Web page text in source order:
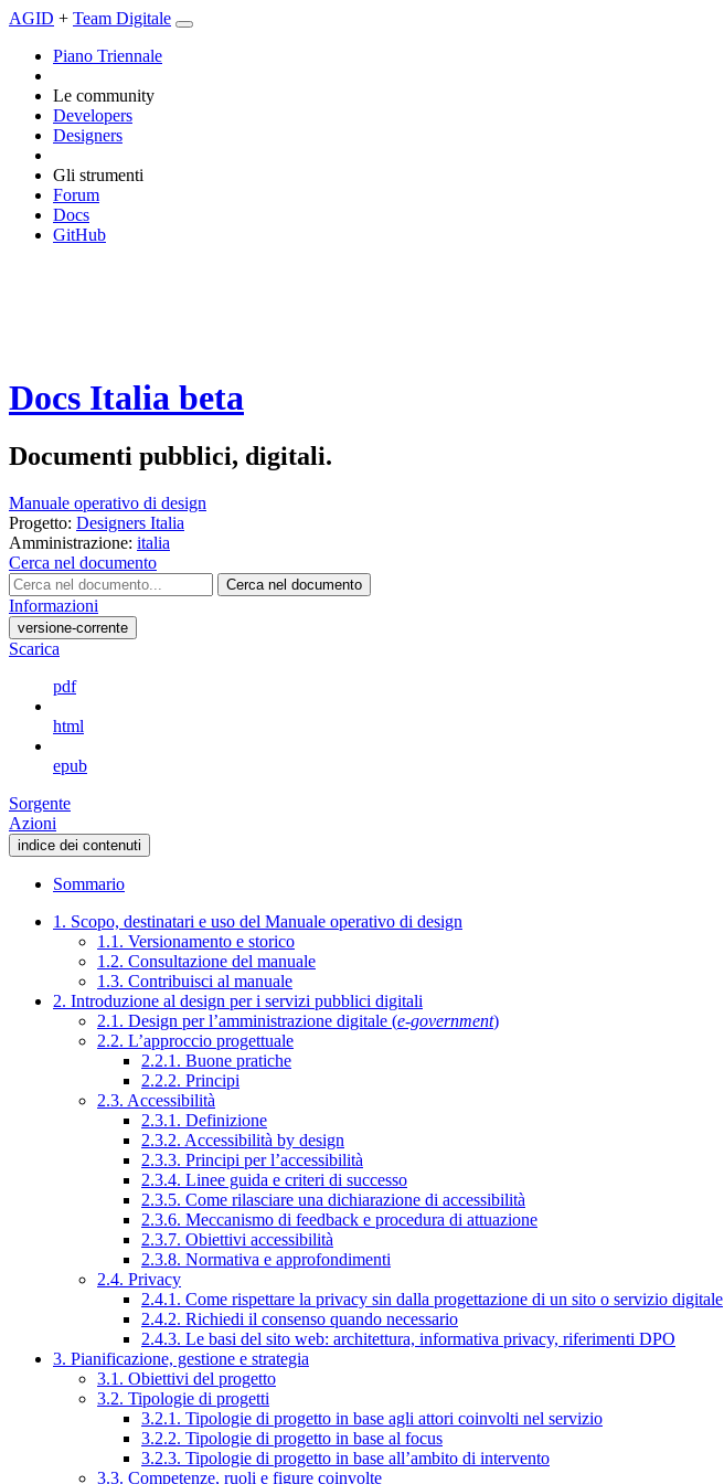
AGID + Team Digitale
Piano Triennale
Le community
Developers
Designers
Gli strumenti
Forum
Docs
GitHub
Docs Italia beta
Documenti pubblici, digitali.
Manuale operativo di design
Progetto: Designers Italia
Amministrazione: italia
Cerca nel documento
Cerca nel documento
Informazioni
versione-corrente
Scarica
pdf
html
epub
Sorgente
Azioni
indice dei contenuti
Sommario
1. Scopo, destinatari e uso del Manuale operativo di design
1.1. Versionamento e storico
1.2. Consultazione del manuale
1.3. Contribuisci al manuale
2. Introduzione al design per i servizi pubblici digitali
2.1. Design per l’amministrazione digitale (e-government)
2.2. L’approccio progettuale
2.2.1. Buone pratiche
2.2.2. Principi
2.3. Accessibilità
2.3.1. Definizione
2.3.2. Accessibilità by design
2.3.3. Principi per l’accessibilità
2.3.4. Linee guida e criteri di successo
2.3.5. Come rilasciare una dichiarazione di accessibilità
2.3.6. Meccanismo di feedback e procedura di attuazione
2.3.7. Obiettivi accessibilità
2.3.8. Normativa e approfondimenti
2.4. Privacy
2.4.1. Come rispettare la privacy sin dalla progettazione di un sito o servizio digitale
2.4.2. Richiedi il consenso quando necessario
2.4.3. Le basi del sito web: architettura, informativa privacy, riferimenti DPO
3. Pianificazione, gestione e strategia
3.1. Obiettivi del progetto
3.2. Tipologie di progetti
3.2.1. Tipologie di progetto in base agli attori coinvolti nel servizio
3.2.2. Tipologie di progetto in base al focus
3.2.3. Tipologie di progetto in base all’ambito di intervento
3.3. Competenze, ruoli e figure coinvolte